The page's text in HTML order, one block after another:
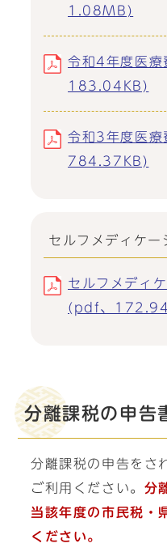
1.08MB)
令和4年度医
183.04KB)
令和3年度医
784.37KB)
セルフメディケー
セルフメディ
(pdf、
分離課税の申告
分離課税の申告をさ
ご利用ください。 分
当該年度の市民税・
ください。